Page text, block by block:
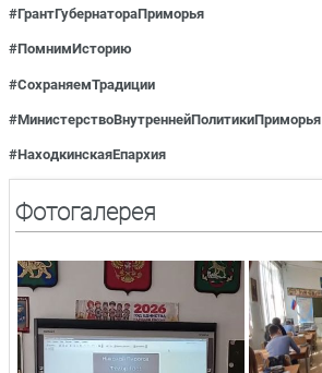
#ГрантГубернатораПриморья
#ПомнимИсторию
#СохраняемТрадиции
#МинистерствоВнутреннейПолитикиПриморья
#НаходкинскаяЕпархия
Фотогалерея